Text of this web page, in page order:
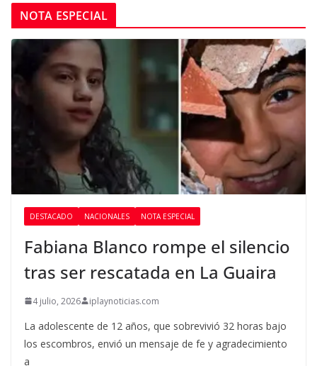
NOTA ESPECIAL
DESTACADO NACIONALES NOTA ESPECIAL
Fabiana Blanco rompe el silencio
tras ser rescatada en La Guaira
4 julio, 2026 iplaynoticias.com
La adolescente de 12 años, que sobrevivió 32 horas bajo
los escombros, envió un mensaje de fe y agradecimiento
a